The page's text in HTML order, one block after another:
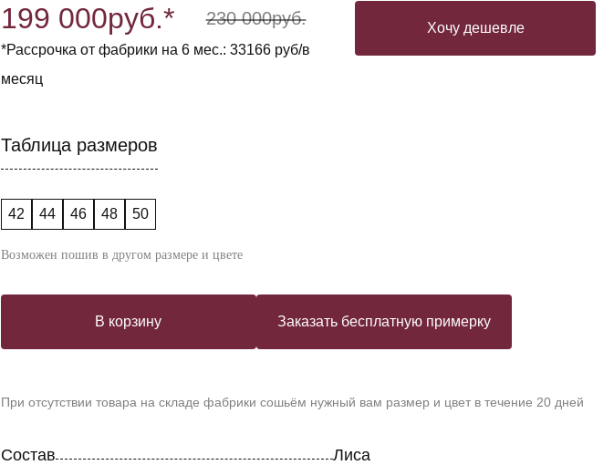
199 000руб.* 230 000руб.
*Рассрочка от фабрики на 6 мес.: 33166 руб/в
месяц
Хочу дешевле
Таблица размеров
42 44 46 48 50
Возможен пошив в другом размере и цвете
В корзину Заказать бесплатную примерку
При отсутствии товара на складе фабрики сошьём нужный вам размер и цвет в течение 20 дней
Состав
Лиса